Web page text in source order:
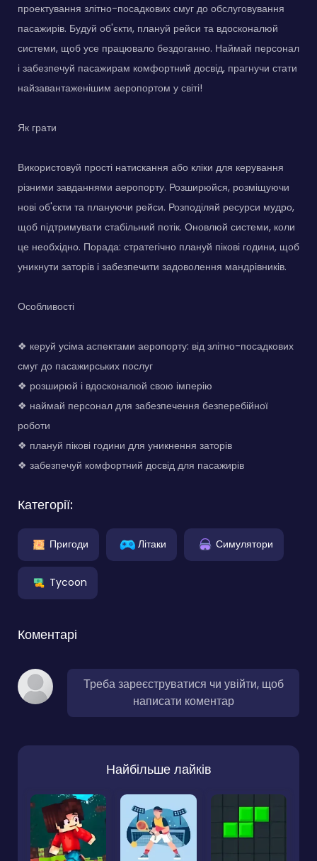
проектування злітно-посадкових смуг до обслуговування
пасажирів. Будуй об'єкти, плануй рейси та вдосконалюй
системи, щоб усе працювало бездоганно. Наймай персонал
і забезпечуй пасажирам комфортний досвід, прагнучи стати
найзавантаженішим аеропортом у світі!
Як грати
Використовуй прості натискання або кліки для керування
різними завданнями аеропорту. Розширюйся, розміщуючи
нові об'єкти та плануючи рейси. Розподіляй ресурси мудро,
щоб підтримувати стабільний потік. Оновлюй системи, коли
це необхідно. Порада: стратегічно плануй пікові години, щоб
уникнути заторів і забезпечити задоволення мандрівників.
Особливості
❖ керуй усіма аспектами аеропорту: від злітно-посадкових
смуг до пасажирських послуг
❖ розширюй і вдосконалюй свою імперію
❖ наймай персонал для забезпечення безперебійної
роботи
❖ плануй пікові години для уникнення заторів
❖ забезпечуй комфортний досвід для пасажирів
Категорії:
Пригоди Літаки Симулятори
Tycoon
Коментарі
Треба зареєструватися чи увійти, щоб
написати коментар
Найбільше лайків